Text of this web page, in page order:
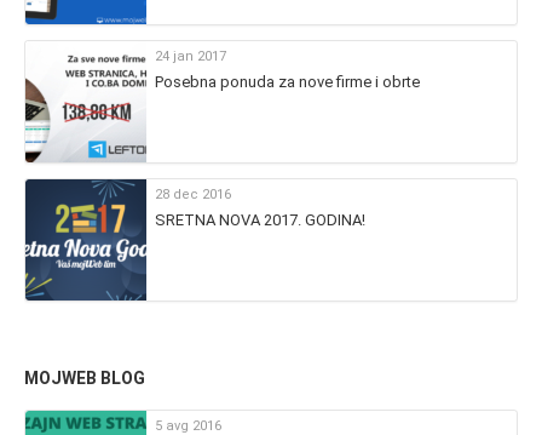
24 jan 2017
Posebna ponuda za nove firme i obrte
28 dec 2016
SRETNA NOVA 2017. GODINA!
MOJWEB BLOG
5 avg 2016